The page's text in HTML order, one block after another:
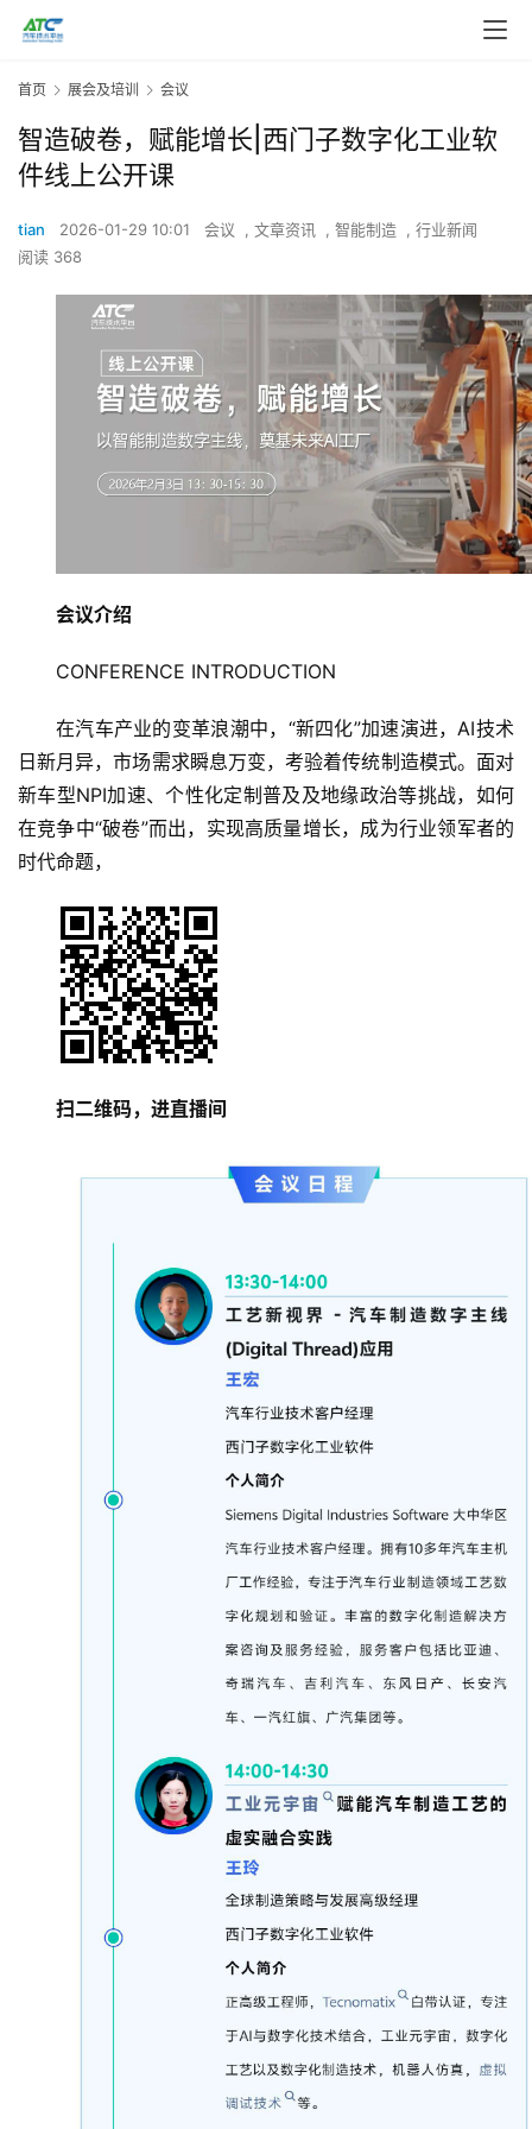
首页 展会及培训 会议
智造破卷，赋能增长|西门子数字化工业软
件线上公开课
tian 2026-01-29 10:01 会议 , 文章资讯 , 智能制造 , 行业新闻
阅读 368
会议介绍
CONFERENCE INTRODUCTION
在汽车产业的变革浪潮中，“新四化”加速演进，AI技术
日新月异，市场需求瞬息万变，考验着传统制造模式。面对
新车型NPI加速、个性化定制普及及地缘政治等挑战，如何
在竞争中“破卷”而出，实现高质量增长，成为行业领军者的
时代命题，
扫二维码，进直播间